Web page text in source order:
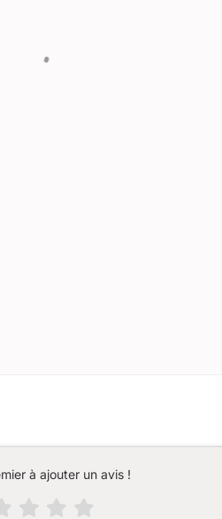
à ajouter un avis !